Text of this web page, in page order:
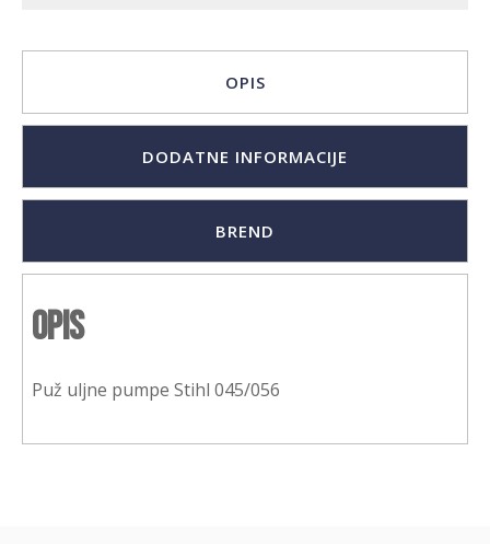
OPIS
DODATNE INFORMACIJE
BREND
Opis
Puž uljne pumpe Stihl 045/056